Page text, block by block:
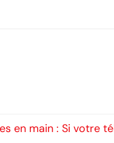
en main : Si